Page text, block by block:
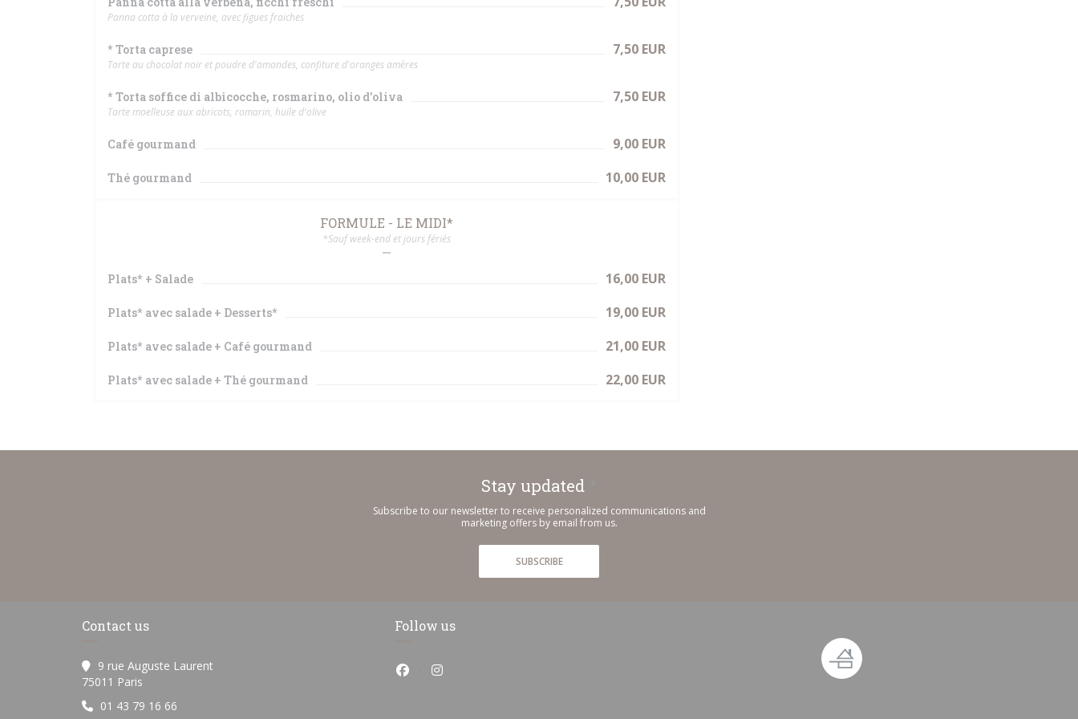
Panna cotta à la verveine, avec figues fraiches
* Torta caprese 7,50 EUR
Tarte au chocolat noir et poudre d'amandes, confiture d'oranges amères
* Torta soffice di albicocche, rosmarino, olio d'oliva 7,50 EUR
Tarte moelleuse aux abricots, romarin, huile d'olive
Café gourmand 9,00 EUR
Thé gourmand 10,00 EUR
FORMULE - LE MIDI*
*Sauf week-end et jours fériés
Plats* + Salade 16,00 EUR
Plats* avec salade + Desserts* 19,00 EUR
Plats* avec salade + Café gourmand 21,00 EUR
Plats* avec salade + Thé gourmand 22,00 EUR
Stay updated
Subscribe to our newsletter to receive personalized communications and
marketing offers by email from us.
SUBSCRIBE
Contact us
9 rue Auguste Laurent
75011 Paris
01 43 79 16 66
Follow us
Facebook ((opens in a new window))
Instagram ((opens in a new window))